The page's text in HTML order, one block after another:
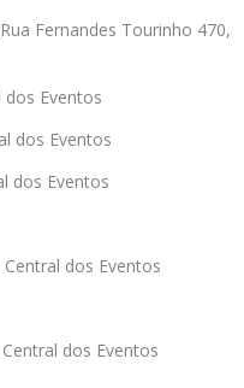
Fernandes Tourinho 470,
Eventos
dos Eventos
dos Eventos
dos Eventos
dos Eventos